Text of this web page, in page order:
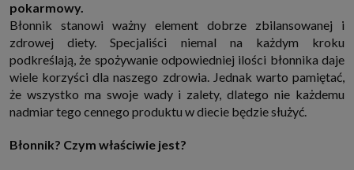
http://www.sagier.pl/
Jeżeli wyrazisz zgodę, o którą wyżej prosimy, administratorami Twoich
danych osobowych będą także nasi Zaufani Partnerzy. Listę Zaufanych
Partnerów możesz sprawdzić w każdym momencie na stronie naszej
polityki prywatnościi tam też zmodyfikować lub cofnąć swoje zgody.
Podstawa i cel przetwarzania
Twoje dane przetwarzamy w następujących celach:
1. Jeśli zawieramy z Tobą umowę o realizację danej usługi (np. usługi
w oparciu o treść regulaminu tego serwisu), to możemy przetwarzać
pokarmowy.
Błonnik stanowi ważny element dobrze zbilansowanej i
zdrowej diety. Specjaliści niemal na każdym kroku
podkreślają, że spożywanie odpowiedniej ilości błonnika daje
wiele korzyści dla naszego zdrowia. Jednak warto pamiętać,
że wszystko ma swoje wady i zalety, dlatego nie każdemu
nadmiar tego cennego produktu w diecie będzie służyć.
Błonnik? Czym właściwie jest?